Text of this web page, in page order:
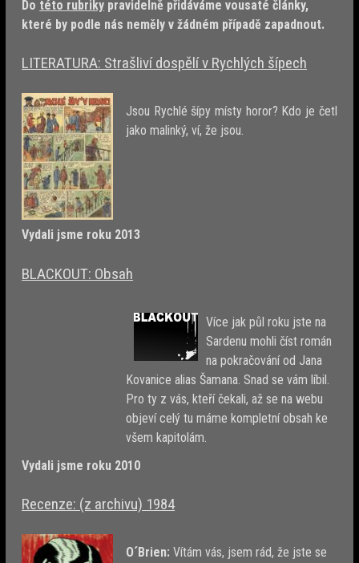
Do této rubriky pravidelně přidáváme vousaté články,
které by podle nás neměly v žádném případě zapadnout.
LITERATURA: Strašliví dospělí v Rychlých šípech
Jsou Rychlé šípy místy horor? Kdo je četl
jako malinký, ví, že jsou.
Vydali jsme roku 2013
BLACKOUT: Obsah
Více jak půl roku jste na
Sardenu mohli číst román
na pokračování od Jana
Kovanice alias Šamana. Snad se vám líbil.
Pro ty z vás, kteří čekali, až se na webu
objeví celý tu máme kompletní obsah ke
všem kapitolám.
Vydali jsme roku 2010
Recenze: (z archivu) 1984
O´Brien: Vítám vás, jsem rád, že jste se